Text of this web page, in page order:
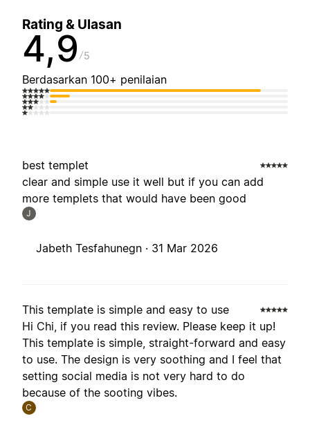
Rating & Ulasan
4,9 5
Berdasarkan 100+ penilaian
best templet
clear and simple use it well but if you can add
more templets that would have been good
J
Jabeth Tesfahunegn · 31 Mar 2026
This template is simple and easy to use
Hi Chi, if you read this review. Please keep it up!
This template is simple, straight-forward and easy
to use. The design is very soothing and I feel that
setting social media is not very hard to do
because of the sooting vibes.
C